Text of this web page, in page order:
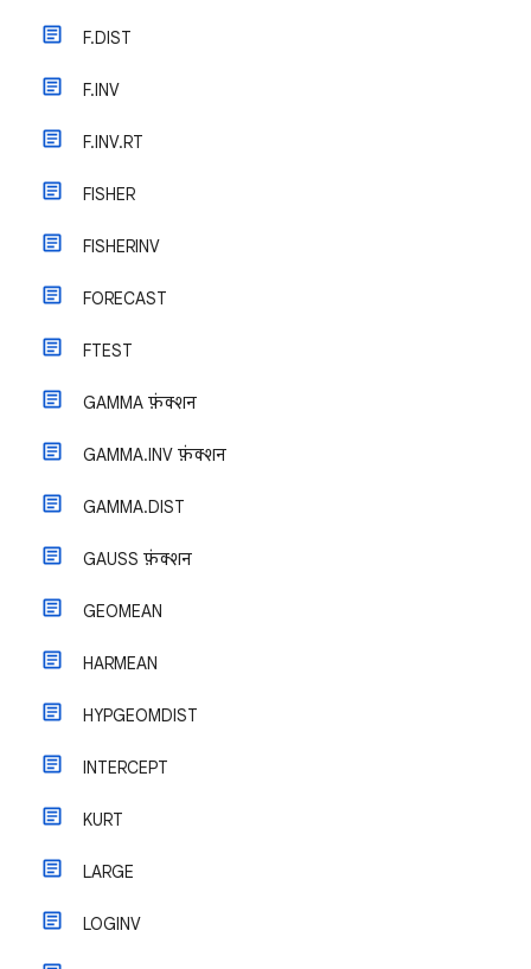
F.DIST
F.INV
F.INV.RT
FISHER
FISHERINV
FORECAST
FTEST
GAMMA फ़ंक्शन
GAMMA.INV फ़ंक्शन
GAMMA.DIST
GAUSS फ़ंक्शन
GEOMEAN
HARMEAN
HYPGEOMDIST
INTERCEPT
KURT
LARGE
LOGINV